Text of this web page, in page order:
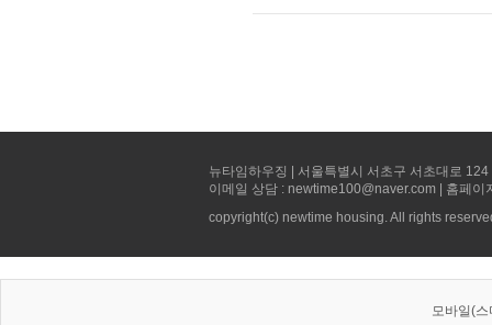
뉴타임하우징 | 서울특별시 서초구 서초대로
이메일 상담 : newtime100@naver.com | 홈페
copyright(c) newtime housing. All rights
모바일(